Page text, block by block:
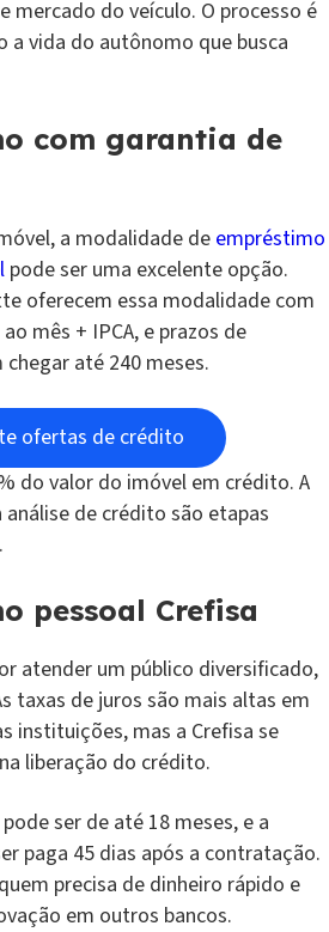
mercado do veículo. O processo é
a vida do autônomo que busca
com garantia de
a modalidade de empréstimo
pode ser uma excelente opção.
oferecem essa modalidade com
mês + IPCA, e prazos de
até 240 meses.
ofertas de crédito
do valor do imóvel em crédito. A
de crédito são etapas
pessoal Crefisa
atender um público diversificado,
taxas de juros são mais altas em
instituições, mas a Crefisa se
liberação do crédito.
ser de até 18 meses, e a
paga 45 dias após a contratação.
precisa de dinheiro rápido e
em outros bancos.